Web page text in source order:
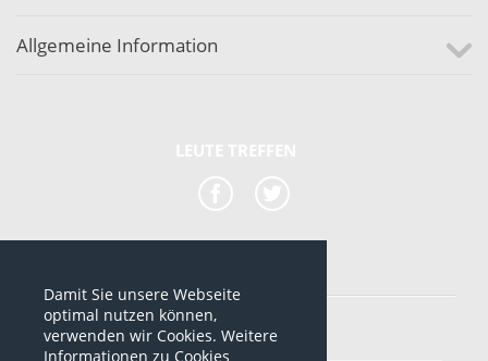
Allgemeine Information
*alle Preise sind netto Preise
© 2012-2026 www.dropshipping-marktplatz.de
Damit Sie unsere Webseite
optimal nutzen können,
verwenden wir Cookies. Weitere
Informationen zu Cookies